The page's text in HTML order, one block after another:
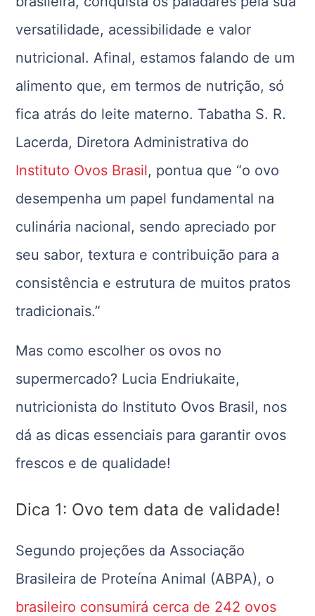
versatilidade, acessibilidade e valor
nutricional. Afinal, estamos falando de um
alimento que, em termos de nutrição, só
fica atrás do leite materno. Tabatha S. R.
Lacerda, Diretora Administrativa do
Instituto Ovos Brasil, pontua que “o ovo
desempenha um papel fundamental na
culinária nacional, sendo apreciado por
seu sabor, textura e contribuição para a
consistência e estrutura de muitos pratos
tradicionais.”
Mas como escolher os ovos no
supermercado? Lucia Endriukaite,
nutricionista do Instituto Ovos Brasil, nos
dá as dicas essenciais para garantir ovos
frescos e de qualidade!
Dica 1: Ovo tem data de validade!
Segundo projeções da Associação
Brasileira de Proteína Animal (ABPA), o
brasileiro consumirá cerca de 242 ovos